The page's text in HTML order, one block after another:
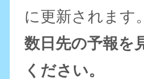
に更新されます。
数日先の予報を
ください。